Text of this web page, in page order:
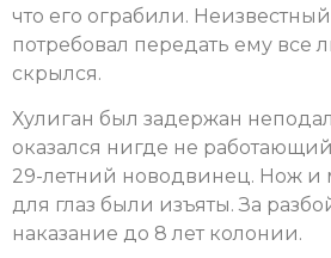
что его ограбили.
потребовал передать ему все
скрылся.
Хулиган был задержан
оказался нигде не
29-летний новодвинец. Нож и
для глаз были изъяты. За
наказание до 8 лет колонии.